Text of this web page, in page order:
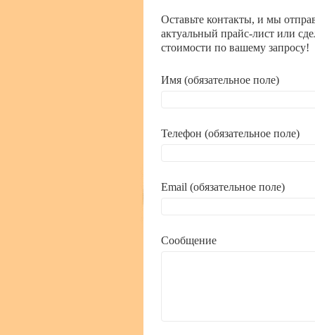
Оставьте контакты, и мы
актуальный прайс-лист или
стоимости по вашему запросу!
Имя (обязательное поле)
Телефон (обязательное поле)
Email (обязательное поле)
Сообщение